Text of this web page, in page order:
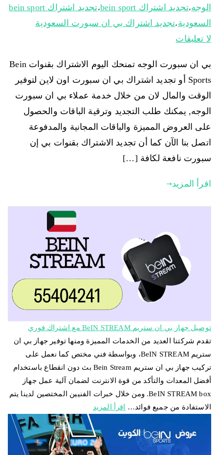
الوجه،تجديد اشتراك bein sport ،
تجديد اشتراك bein sport
السعودية ،تجديد اشتراك بي ان سبورت السعودية
لا تعليقات
بي ان سبورت الوجه تمنحك اليوم الاشتراك بقنوات Bein
Sports أو تجديد اشتراك بي ان سبورت اون لاين لتوفير
الوقت والمال لان من خلال خدمة عملاء بي ان سبورت
الوجه, يمكنك طلب التجديد وترقية الباقات والحصول
على العروض المميزة والباقات المجانية والمدفوعة
اتصل بنا الآن كما أن تجديد الاشتراك بقنوات بي إن
سبورت نافعة لكافة […]
اقرأ المزيد
توصيل جهاز بي ان ستريم BeIN STREAM مع اشتراك فوري
تقدم شركتنا العديد من الخدمات المميزة ومنها توفير جهاز بي ان
ستريم BeIN STREAM، وبواسطة فني مختص كما نعمل على
تركيب جهاز بي ان ستريم Bein Stream بث دون انقطاع باستخدام
أفضل المعدات والتأكد من قوة الانترنت لضمان آلية عمل جهاز
BeIN STREAM box. ومن خلال خبرات الفنيين المختصين لدينا يتم
الاستفادة من جميع فوائد…
اقرأ المزيد